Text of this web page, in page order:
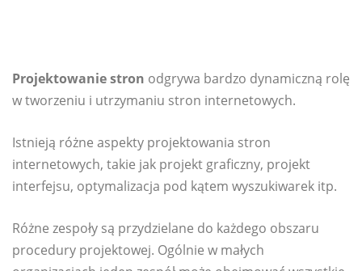
Projektowanie stron odgrywa bardzo dynamiczną rolę
w tworzeniu i utrzymaniu stron internetowych.
Istnieją różne aspekty projektowania stron
internetowych, takie jak projekt graficzny, projekt
interfejsu, optymalizacja pod kątem wyszukiwarek itp.
Różne zespoły są przydzielane do każdego obszaru
procedury projektowej. Ogólnie w małych